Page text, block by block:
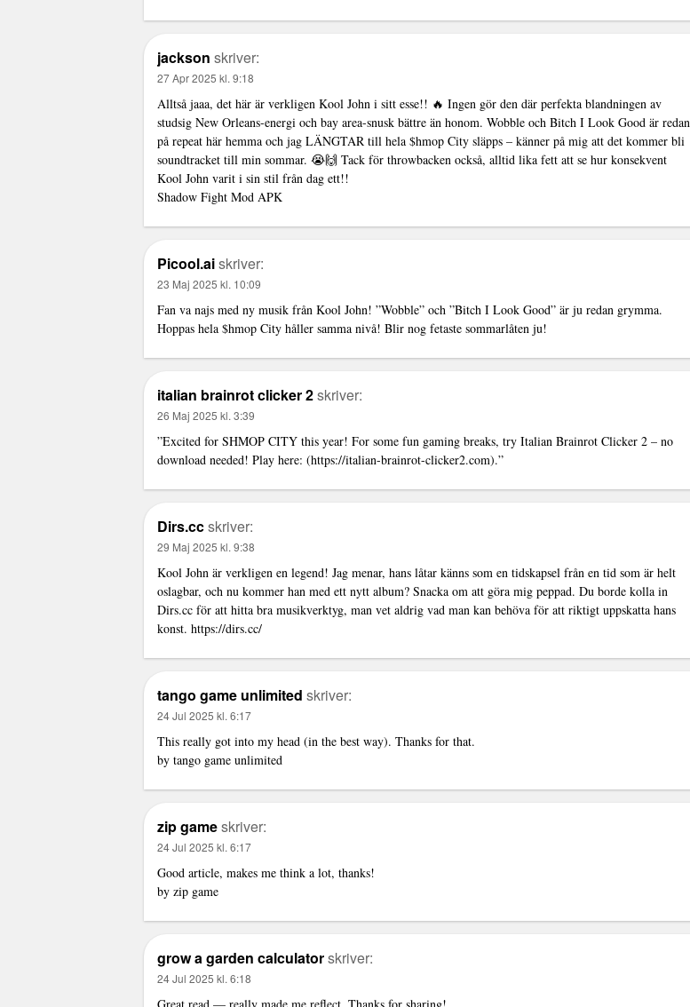
jackson skriver:
27 Apr 2025 kl. 9:18
Alltså jaaa, det här är verkligen Kool John i sitt esse!! 🔥 Ingen gör den där perfekta blandningen av
studsig New Orleans-energi och bay area-snusk bättre än honom. Wobble och Bitch I Look Good är redan
på repeat här hemma och jag LÄNGTAR till hela $hmop City släpps – känner på mig att det kommer bli
soundtracket till min sommar. 😭🙌 Tack för throwbacken också, alltid lika fett att se hur konsekvent
Kool John varit i sin stil från dag ett!!
Shadow Fight Mod APK
Picool.aiskriver:
23 Maj 2025 kl. 10:09
Fan va najs med ny musik från Kool John! ”Wobble” och ”Bitch I Look Good” är ju redan grymma.
Hoppas hela $hmop City håller samma nivå! Blir nog fetaste sommarlåten ju!
italian brainrot clicker 2skriver:
26 Maj 2025 kl. 3:39
”Excited for SHMOP CITY this year! For some fun gaming breaks, try Italian Brainrot Clicker 2 – no
download needed! Play here: (https://italian-brainrot-clicker2.com).”
Dirs.ccskriver:
29 Maj 2025 kl. 9:38
Kool John är verkligen en legend! Jag menar, hans låtar känns som en tidskapsel från en tid som är helt
oslagbar, och nu kommer han med ett nytt album? Snacka om att göra mig peppad. Du borde kolla in
Dirs.cc för att hitta bra musikverktyg, man vet aldrig vad man kan behöva för att riktigt uppskatta hans
konst. https://dirs.cc/
tango game unlimited skriver:
24 Jul 2025 kl. 6:17
This really got into my head (in the best way). Thanks for that.
by tango game unlimited
zip gameskriver:
24 Jul 2025 kl. 6:17
Good article, makes me think a lot, thanks!
by zip game
grow a garden calculatorskriver:
24 Jul 2025 kl. 6:18